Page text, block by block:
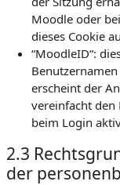
Moodle oder
dieses Cookie
“MoodleID“:
erscheint der
vereinfacht den
beim Login
2.3
der